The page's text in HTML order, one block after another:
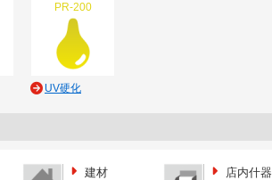
PR-200
UV硬化
建材 店内什器